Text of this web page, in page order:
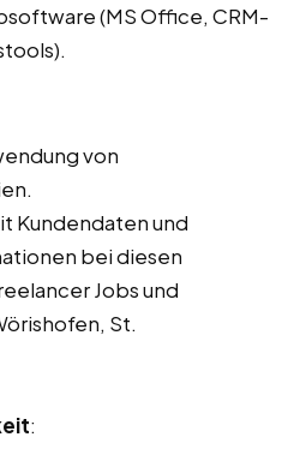
(MS Office, CRM-
von
Kundendaten und
bei diesen
Jobs und
St.
: